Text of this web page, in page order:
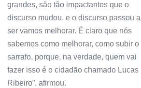
grandes, são tão impactantes que o
discurso mudou, e o discurso passou a
ser vamos melhorar. É claro que nós
sabemos como melhorar, como subir o
sarrafo, porque, na verdade, quem vai
fazer isso é o cidadão chamado Lucas
Ribeiro”, afirmou.